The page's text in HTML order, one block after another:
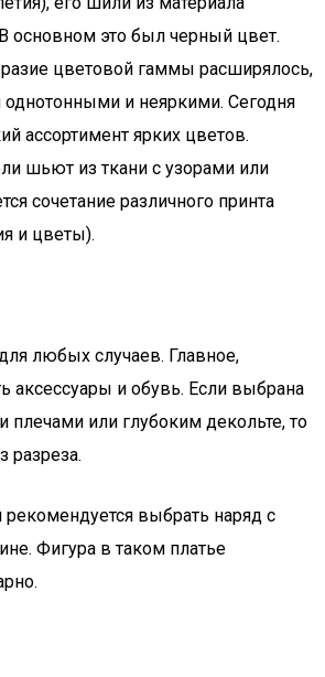
основном это был черный цвет.
цветовой гаммы расширялось,
и неяркими. Сегодня
ассортимент ярких цветов.
шьют из ткани с узорами или
сочетание различного принта
и цветы).
любых случаев. Главное,
аксессуары и обувь. Если выбрана
или глубоким декольте, то
разреза.
выбрать наряд с
Фигура в таком платье